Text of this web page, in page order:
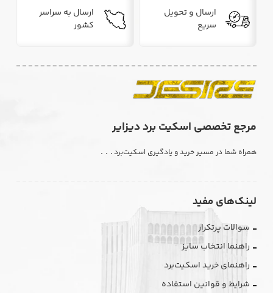
ارسال و تحویل
سریع
ارسال به سراسر
کشور
مرجع تخصصی اسکیت برد دیزایر
همراه شما در مسیر خرید و یادگیری اسکیت‌برد. . .
لینک‌های مفید
سوالات پرتکرار
راهنما انتخاب سایز
راهنمای خرید اسکیت‌برد
شرایط و قوانین استفاده